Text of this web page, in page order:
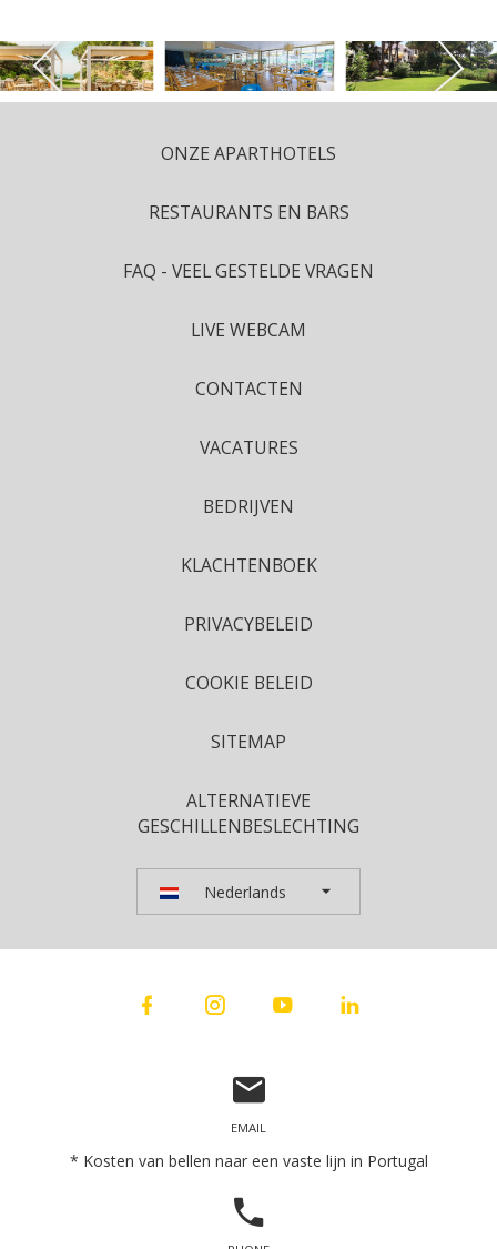
ONZE APARTHOTELS
RESTAURANTS EN BARS
FAQ - VEEL GESTELDE VRAGEN
LIVE WEBCAM
CONTACTEN
VACATURES
BEDRIJVEN
KLACHTENBOEK
PRIVACYBELEID
COOKIE BELEID
SITEMAP
ALTERNATIEVE
GESCHILLENBESLECHTING
Nederlands
* Kosten van bellen naar een vaste lijn in Portugal